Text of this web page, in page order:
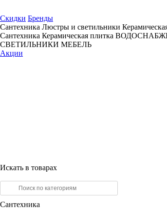
Скидки Бренды
Сантехника Люстры и светильники
Сантехника Керамическая плитка
СВЕТИЛЬНИКИ МЕБЕЛЬ
Акции
Искать в товарах
Сантехника